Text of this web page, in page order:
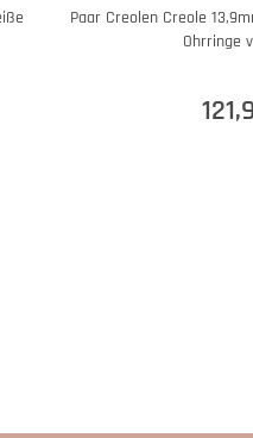
Paar Creolen Creole
Ohrringe